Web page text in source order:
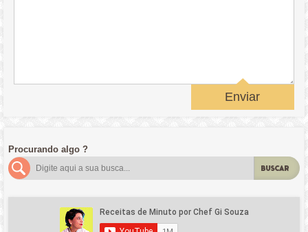
Enviar
Procurando algo ?
BUSCAR